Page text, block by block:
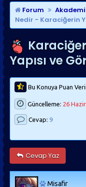
KISAYOLLAR
Forum
Nedir - Karaciğerin
Yapısı ve
Bu Konuya Puan
Güncelleme: 26
Cevap: 9
Cevap Yaz
Misafir